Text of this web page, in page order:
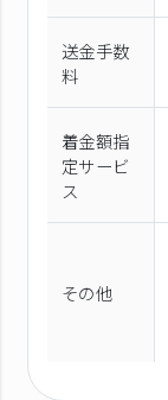
送金手数
料
着金額指
定サービ
ス
その他